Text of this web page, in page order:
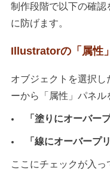
制作段階で以下の確認
に防げます。
Illustratorの「属性
オブジェクトを選択し
ーから「属性」パネル
「塗りにオーバー
「線にオーバープ
ここにチェックが入